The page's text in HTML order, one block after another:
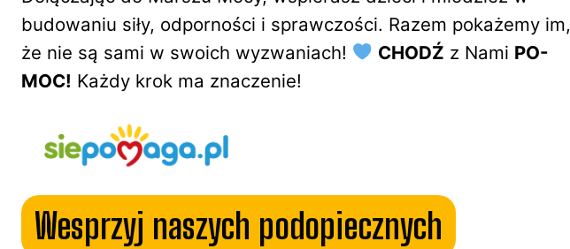
budowaniu siły, odporności i sprawczości. Razem pokażemy im,
że nie są sami w swoich wyzwaniach!
CHODŹ z Nami PO-
MOC! Każdy krok ma znaczenie!
Wesprzyj naszych podopiecznych